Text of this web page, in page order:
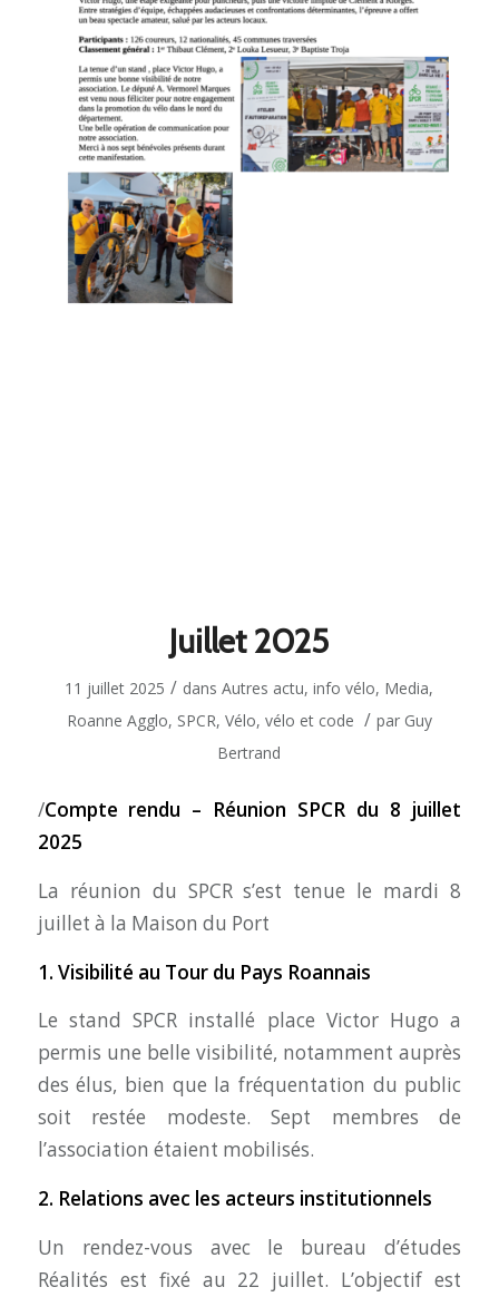
Juillet 2025
11 juillet 2025 / dansAutres actu,info vélo, Media,
Roanne Agglo, SPCR, Vélo, vélo et code / par Guy
Bertrand
/Compte rendu – Réunion SPCR du 8 juillet
2025
La réunion du SPCR s’est tenue le mardi 8
juillet à la Maison du Port
1. Visibilité au Tour du Pays Roannais
Le stand SPCR installé place Victor Hugo a
permis une belle visibilité, notamment auprès
des élus, bien que la fréquentation du public
soit restée modeste. Sept membres de
l’association étaient mobilisés.
2. Relations avec les acteurs institutionnels
Un rendez-vous avec le bureau d’études
Réalités est fixé au 22 juillet. L’objectif est